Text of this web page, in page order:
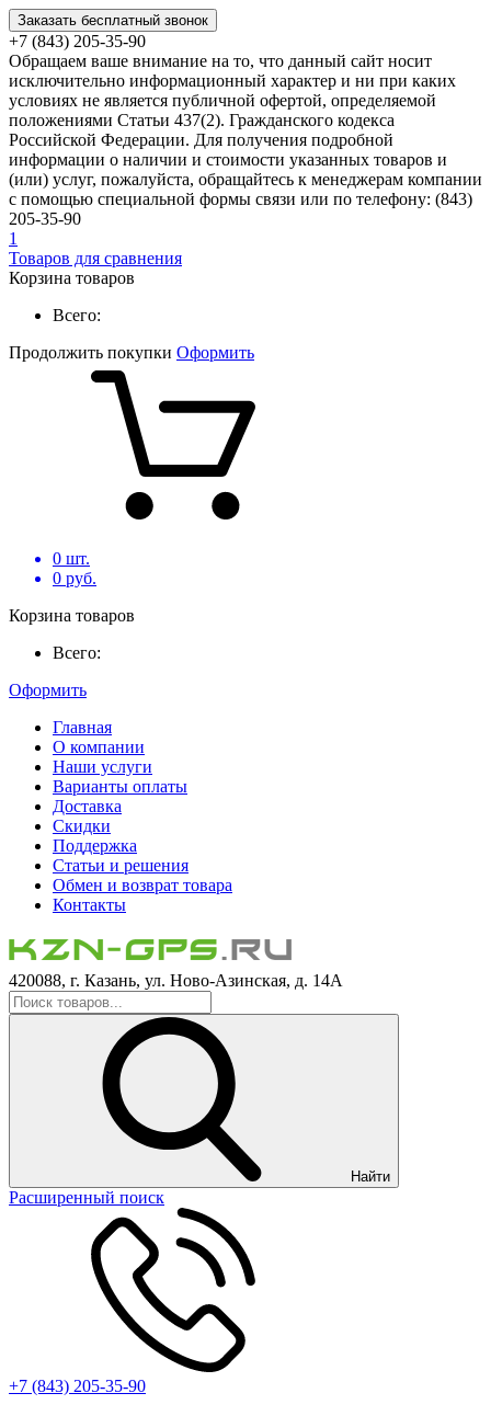
Заказать бесплатный звонок
+7 (843) 205-35-90
Обращаем ваше внимание на то, что данный сайт носит
исключительно информационный характер и ни при каких
условиях не является публичной офертой, определяемой
положениями Статьи 437(2). Гражданского кодекса
Российской Федерации. Для получения подробной
информации о наличии и стоимости указанных товаров и
(или) услуг, пожалуйста, обращайтесь к менеджерам компании
с помощью специальной формы связи или по телефону: (843)
205-35-90
1
Товаров для сравнения
Корзина товаров
Всего:
Продолжить покупки Оформить
0 шт.
0 руб.
Корзина товаров
Всего:
Оформить
Главная
О компании
Наши услуги
Варианты оплаты
Доставка
Скидки
Поддержка
Статьи и решения
Обмен и возврат товара
Контакты
420088, г. Казань, ул. Ново-Азинская, д. 14А
Найти
Расширенный поиск
+7 (843) 205-35-90